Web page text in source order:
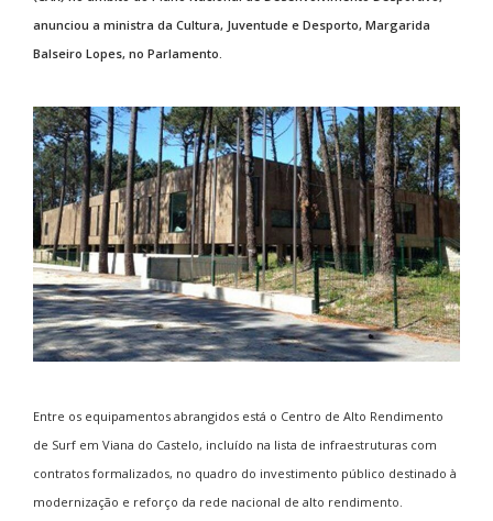
anunciou a ministra da Cultura, Juventude e Desporto, Margarida
Balseiro Lopes, no Parlamento.
Entre os equipamentos abrangidos está o Centro de Alto Rendimento
de Surf em Viana do Castelo, incluído na lista de infraestruturas com
contratos formalizados, no quadro do investimento público destinado à
modernização e reforço da rede nacional de alto rendimento.